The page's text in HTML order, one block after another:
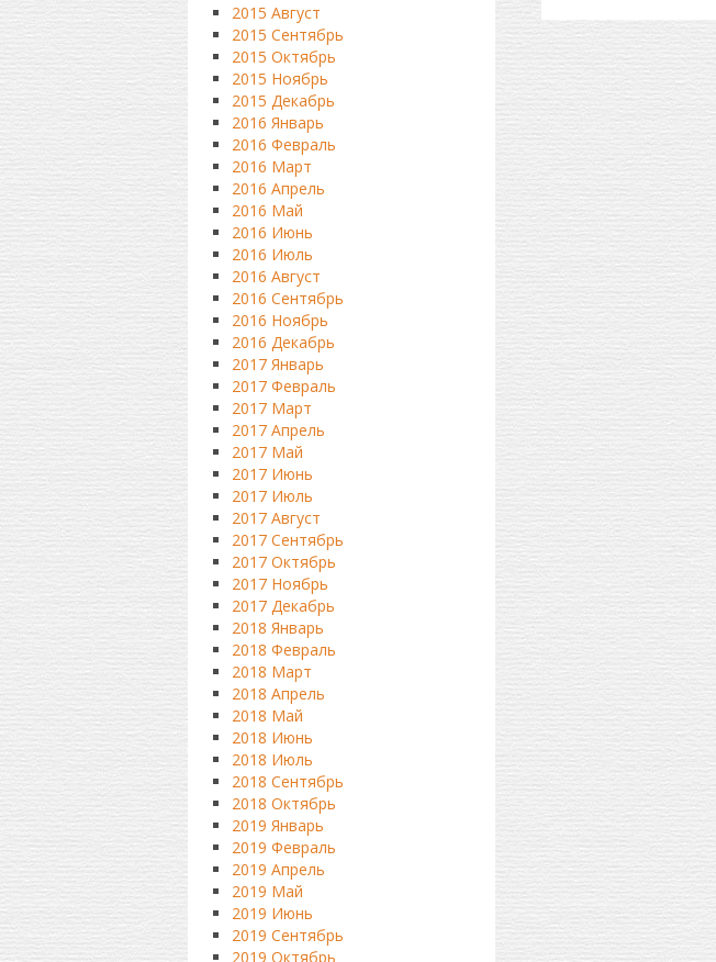
2015 Август
2015 Сентябрь
2015 Октябрь
2015 Ноябрь
2015 Декабрь
2016 Январь
2016 Февраль
2016 Март
2016 Апрель
2016 Май
2016 Июнь
2016 Июль
2016 Август
2016 Сентябрь
2016 Ноябрь
2016 Декабрь
2017 Январь
2017 Февраль
2017 Март
2017 Апрель
2017 Май
2017 Июнь
2017 Июль
2017 Август
2017 Сентябрь
2017 Октябрь
2017 Ноябрь
2017 Декабрь
2018 Январь
2018 Февраль
2018 Март
2018 Апрель
2018 Май
2018 Июнь
2018 Июль
2018 Сентябрь
2018 Октябрь
2019 Январь
2019 Февраль
2019 Апрель
2019 Май
2019 Июнь
2019 Сентябрь
2019 Октябрь